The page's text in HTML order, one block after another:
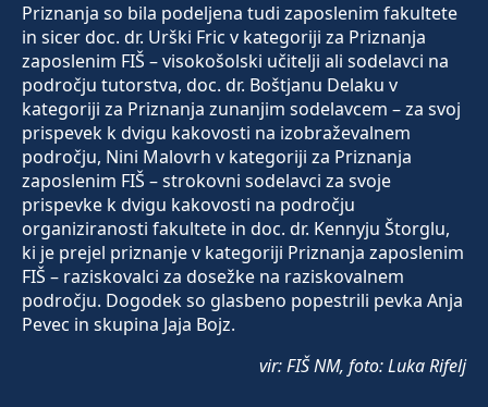
Priznanja so bila podeljena tudi zaposlenim fakultete
in sicer doc. dr. Urški Fric v kategoriji za Priznanja
zaposlenim FIŠ – visokošolski učitelji ali sodelavci na
področju tutorstva, doc. dr. Boštjanu Delaku v
kategoriji za Priznanja zunanjim sodelavcem – za svoj
prispevek k dvigu kakovosti na izobraževalnem
področju, Nini Malovrh v kategoriji za Priznanja
zaposlenim FIŠ – strokovni sodelavci za svoje
prispevke k dvigu kakovosti na področju
organiziranosti fakultete in doc. dr. Kennyju Štorglu,
ki je prejel priznanje v kategoriji Priznanja zaposlenim
FIŠ – raziskovalci za dosežke na raziskovalnem
področju. Dogodek so glasbeno popestrili pevka Anja
Pevec in skupina Jaja Bojz.
vir: FIŠ NM, foto: Luka Rifelj